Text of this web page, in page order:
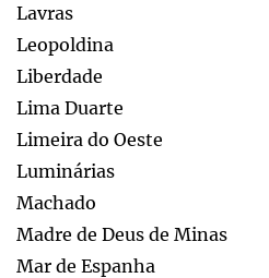
Lavras
Leopoldina
Liberdade
Lima Duarte
Limeira do Oeste
Luminárias
Machado
Madre de Deus de Minas
Mar de Espanha